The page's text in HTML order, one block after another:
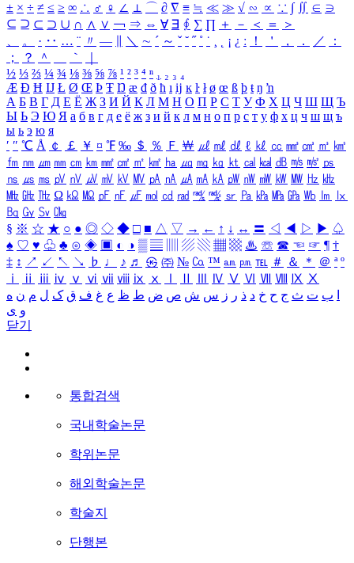
± × ÷ ≠ ≤ ≥ ∞ ∴ ♂ ♀ ∠ ⊥ ⌒ ∂ ∇ ≡ ≒ ≪ ≫ √ ∽ ∝ ∵ ∫ ∬ ∈ ∋
⊆ ⊇ ⊂ ⊃ ∪ ∩ ∧ ∨ ￢ ⇒ ⇔ ∀ ∃ ∮ ∑ ∏ ＋ － ＜ ＝
＞
、
。 · ‥ … ¨ 〃 ― ＼ ∼ ´ ～ ˇ ˘ ˝ ˚ ˙ ¸ ¡ ¿ ː ！ ＇ ， ． ／
：
；
？ ＾ ｀
½ ⅓ ⅔ ¼ ¾ ⅛ ⅜ ⅝ ⅞ ¹ ² ³ ⁴ ⁿ ₁ ₂ ₃ ₄
Æ Ð Ħ Ĳ Ł Ø Œ Þ Ŧ Ŋ æ đ ð ħ ı ĳ ĸ ŀ ł ø œ ß þ ŧ ŋ ŉ
А Б В Г Д Е Ё Ж З И Й К Л М Н О П Р С Т У Ф Х Ц Ч Ш Щ Ъ
Ы Ь Э Ю Я а б в г д е ё ж з и й к л м н о п р с т у ф х ц ч ш щ ъ
ы ь э ю я
′ ″ ℃ Å ￠ ￡ ￥ ¤ ℉ ‰ ＄ ％ Ｆ ￦ ㎕ ㎖ ㎗ ℓ ㎘ ㏄ ㎣ ㎤ ㎥ ㎦
㎙ ㎚ ㎛ ㎜ ㎝ ㎞ ㎟ ㎠ ㎡ ㎢ ㏊ ㎍ ㎎ ㎏ ㏏ ㎈ ㎉ ㏈ ㎧ ㎨ ㎰
㎱ ㎲ ㎳ ㎴ ㎵ ㎶ ㎷ ㎸ ㎹ ㎀ ㎁ ㎂ ㎃ ㎄ ㎺ ㎻ ㎽ ㎾ ㎿ ㎐ ㎑
㎒ ㎓ ㎔ Ω ㏀ ㏁ ㎊ ㎋ ㎌ ㏖ ㏅ ㎭ ㎮ ㎯ ㏛ ㎩ ㎪ ㎫ ㎬ ㏝ ㏐
㏓
㏃ ㏉ ㏜ ㏆
§ ※ ☆ ★ ○ ● ◎ ◇ ◆ □ ■ △ ▽ → ← ↑ ↓ ↔ 〓 ◁ ◀ ▷ ▶ ♤
♠ ♡ ♥ ♧ ♣ ⊙ ◈ ▣ ◐ ◑ ▒ ▤ ▨ ▧ ▦ ▩ ♨ ☏ ☎ ☜ ☞ ¶ †
‡ ↕ ↗ ↙ ↖ ↘ ♭ ♩ ♪ ♬ ㉿ ㈜ № ㏇ ™ ㏂ ㏘ ℡ ＃ ＆ ＊ ＠ ª º
ⅰ
ⅱ ⅲ ⅳ ⅴ ⅵ ⅶ ⅷ ⅸ ⅹ Ⅳ Ⅴ Ⅵ Ⅶ Ⅷ Ⅸ Ⅹ
ب ت ث ج ح خ د ذ ر ز س ش ص ض ط ظ ع غ ف ق ک ل م ن ه
و ی
닫기
통합검색
국내학술논문
학위논문
해외학술논문
학술지
단행본